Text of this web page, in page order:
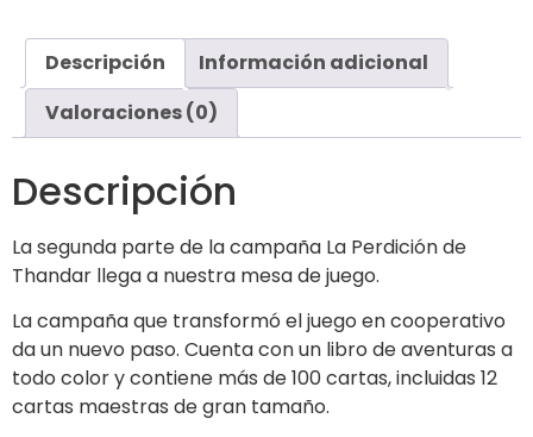
Descripción
Información adicional
Valoraciones (0)
Descripción
La segunda parte de la campaña La Perdición de
Thandar llega a nuestra mesa de juego.
La campaña que transformó el juego en cooperativo
da un nuevo paso. Cuenta con un libro de aventuras a
todo color y contiene más de 100 cartas, incluidas 12
cartas maestras de gran tamaño.